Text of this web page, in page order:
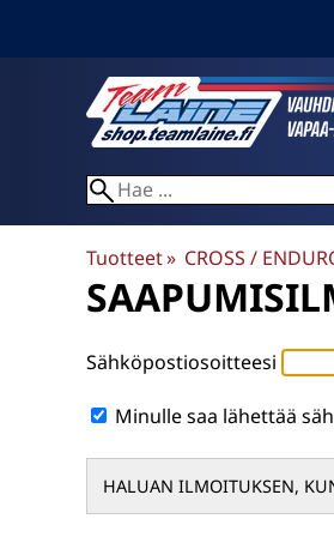
Tuotteet‪» CROSS /
Sähköpostiosoitteesi
Minulle saa lähettää